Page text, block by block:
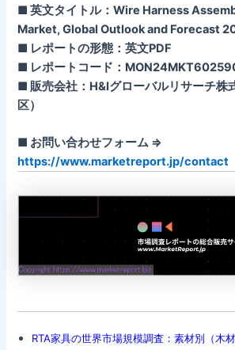
■ 英文タイトル：Wire Harness
Market, Global Outlook and Forecast
■ レポートの形態：英文PDF
■ レポートコード：
■ 販売会社：H&Iグローバルリサーチ株
区）
■ お問い合わせフォーム ⇒
https://www.marketreport.jp/contact
RTA家具の世界市場規模調査：素材別（木